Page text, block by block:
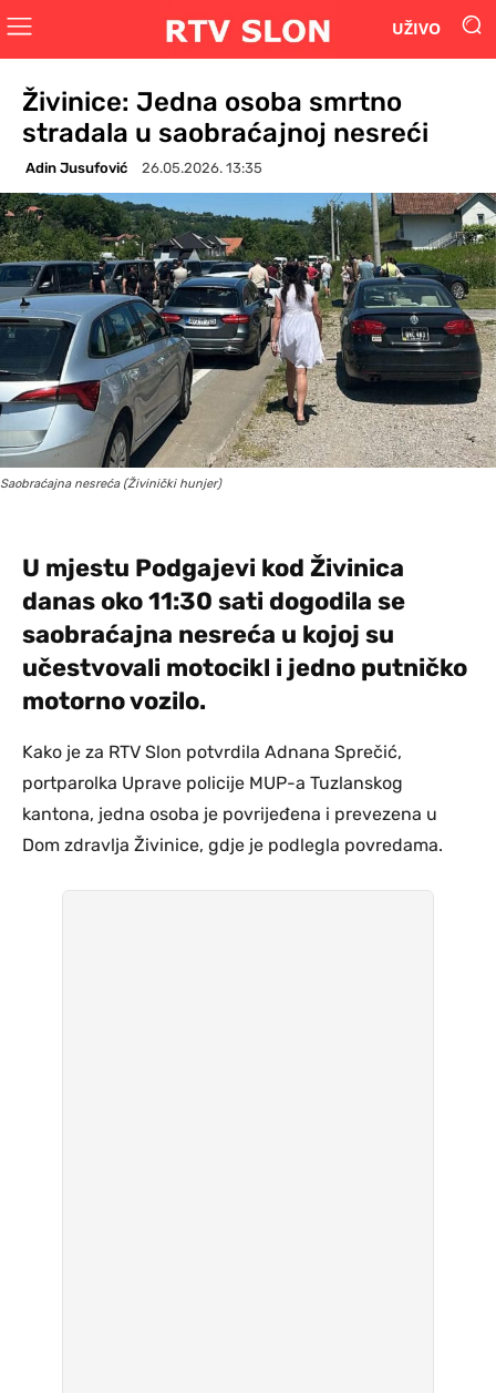
UŽIVO
Živinice: Jedna osoba smrtno
stradala u saobraćajnoj nesreći
Adin Jusufović 26.05.2026. 13:35
Saobraćajna nesreća (Živinički hunjer)
U mjestu Podgajevi kod Živinica
danas oko 11:30 sati dogodila se
saobraćajna nesreća u kojoj su
učestvovali motocikl i jedno putničko
motorno vozilo.
Kako je za RTV Slon potvrdila Adnana Sprečić,
portparolka Uprave policije MUP-a Tuzlanskog
kantona, jedna osoba je povrijeđena i prevezena u
Dom zdravlja Živinice, gdje je podlegla povredama.